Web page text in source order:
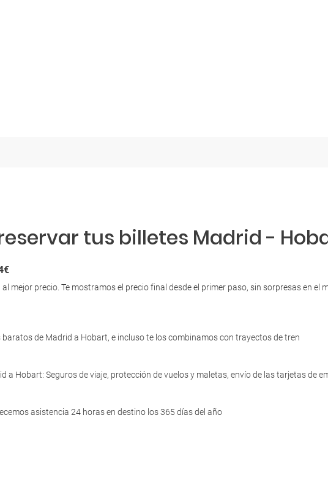
tus billetes Madrid -
mejor precio. Te mostramos el precio final desde el primer paso, sin sorpresas en el
de Madrid a Hobart, e incluso te los combinamos con trayectos de tren
Hobart: Seguros de viaje, protección de vuelos y maletas, envío de las tarjetas de
asistencia 24 horas en destino los 365 días del año